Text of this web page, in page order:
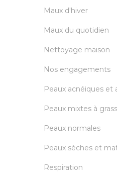
Maux d'hiver
Maux du quotidien
Nettoyage maison
Nos engagements
Peaux acnéiques et
Peaux mixtes à
Peaux normales
Peaux sèches et
Respiration